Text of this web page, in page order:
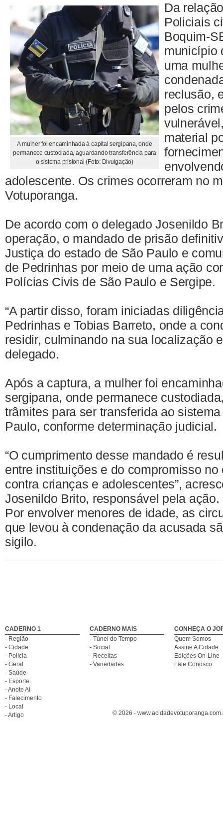
A mulher foi encaminhada à capital sergipana, onde
permanece custodiada, aguardando transferência para
o sistema prisional (Foto: Divulgação)
Da relação
Policiais
Boquim-
município
uma
reclusão,
pelos
material
adolescente. Os crimes ocorreram no
Votuporanga.
De acordo com o delegado Josenildo
operação, o mandado de prisão
Justiça do estado de São Paulo e
de Pedrinhas por meio de uma ação
Polícias Civis de São Paulo e Sergipe.
“A partir disso, foram iniciadas
Pedrinhas e Tobias Barreto, onde a
residir, culminando na sua localização
delegado.
Após a captura, a mulher foi
sergipana, onde permanece
trâmites para ser transferida ao
Paulo, conforme determinação judicial.
“O cumprimento desse mandado é
entre instituições e do compromisso
contra crianças e adolescentes”,
Josenildo Brito, responsável pela ação.
Por envolver menores de idade, as
que levou à condenação da acusada
sigilo.
CADERNO 1
- Região
- Cidade
- Polícia
- Geral
- Saúde
- Esporte
- Anote Aí
- Falecimento
- Local
- Artigo
CADERNO MAIS
- Túnel do Tempo
- Social
- Receitas
- Variedades
CONHEÇA O
Quem Somos
Assine A Cidade
Edições On-Line
Fale Conosco
© 2026 -